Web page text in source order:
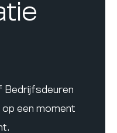
Bedrijfsdeuren
een moment